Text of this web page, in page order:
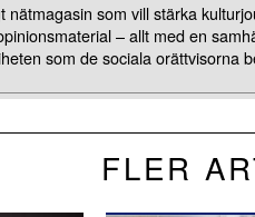
nätmagasin som vill stärka
– allt med en
som de sociala orättvisorna
FLER